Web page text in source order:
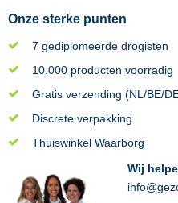
Onze sterke punten
7 gediplomeerde drogisten
10.000 producten voorradig
Gratis verzending (NL/BE/
Discrete verpakking
Thuiswinkel Waarborg
Wij